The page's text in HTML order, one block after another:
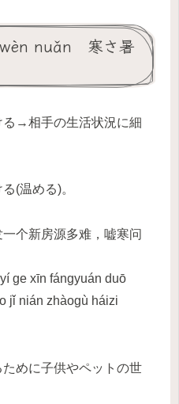
nuǎn 寒さ暑
る→相手の生活状況に細
(温める)。
个新房源多难，嘘寒问
ge xīn fángyuán duō
jǐ nián zhàogù háizi
めに子供やペットの世